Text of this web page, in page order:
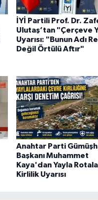
İYİ Partili Prof. Dr.
Ulutaş’tan "Çerçeve
Uyarısı: "Bunun Adı
Değil Örtülü Aftır"
Anahtar Parti
Başkanı Muhammet
Kaya'dan Yayla
Kirlilik Uyarısı